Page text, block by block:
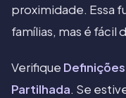
proximidade. Essa
famílias, mas é fácil
Verifique
Partilhada. Se